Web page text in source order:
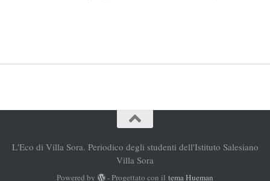
L'Eco di Villa Sora. Periodico degli studenti dell'Istituto Salesiano
Villa Sora
Powered by - Progettato con iltema Hueman